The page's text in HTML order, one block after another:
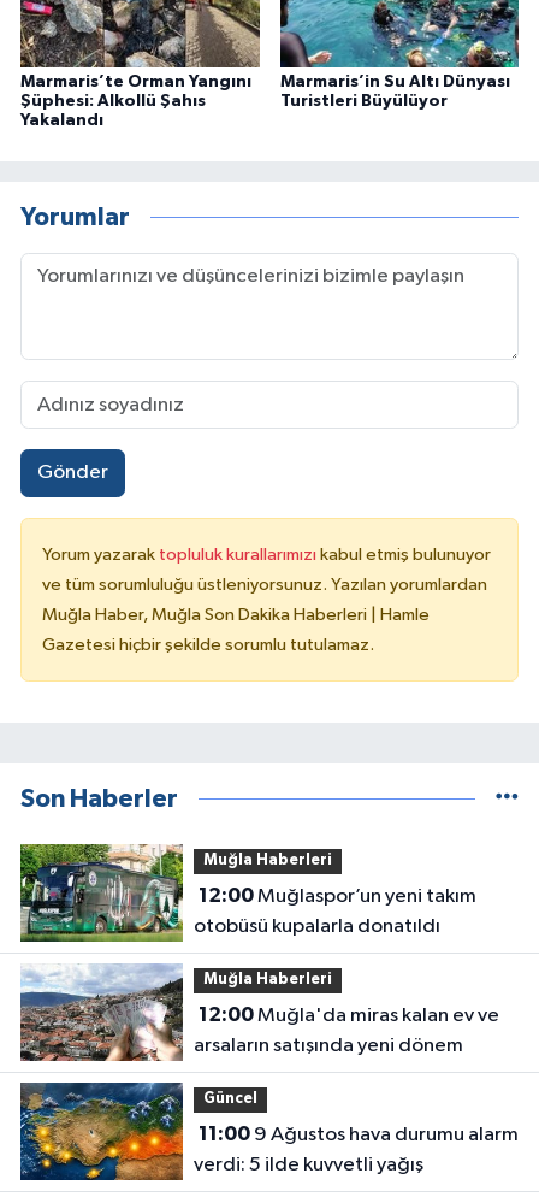
Marmaris’te Orman Yangını
Şüphesi: Alkollü Şahıs
Yakalandı
Marmaris’in Su Altı Dünyası
Turistleri Büyülüyor
Yorumlar
Gönder
Yorum yazarak topluluk kurallarımızı kabul etmiş bulunuyor
ve tüm sorumluluğu üstleniyorsunuz. Yazılan yorumlardan
Muğla Haber, Muğla Son Dakika Haberleri | Hamle
Gazetesi hiçbir şekilde sorumlu tutulamaz.
Son Haberler
Muğla Haberleri
12:00Muğlaspor’un yeni takım
otobüsü kupalarla donatıldı
Muğla Haberleri
12:00Muğla'da miras kalan ev ve
arsaların satışında yeni dönem
Güncel
11:009 Ağustos hava durumu alarm
verdi: 5 ilde kuvvetli yağış